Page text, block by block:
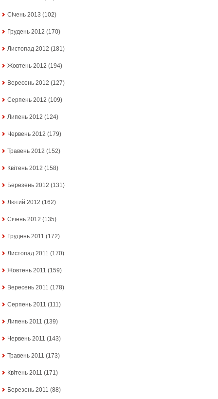
Січень 2013 (102)
Грудень 2012 (170)
Листопад 2012 (181)
Жовтень 2012 (194)
Вересень 2012 (127)
Серпень 2012 (109)
Липень 2012 (124)
Червень 2012 (179)
Травень 2012 (152)
Квітень 2012 (158)
Березень 2012 (131)
Лютий 2012 (162)
Січень 2012 (135)
Грудень 2011 (172)
Листопад 2011 (170)
Жовтень 2011 (159)
Вересень 2011 (178)
Серпень 2011 (111)
Липень 2011 (139)
Червень 2011 (143)
Травень 2011 (173)
Квітень 2011 (171)
Березень 2011 (88)